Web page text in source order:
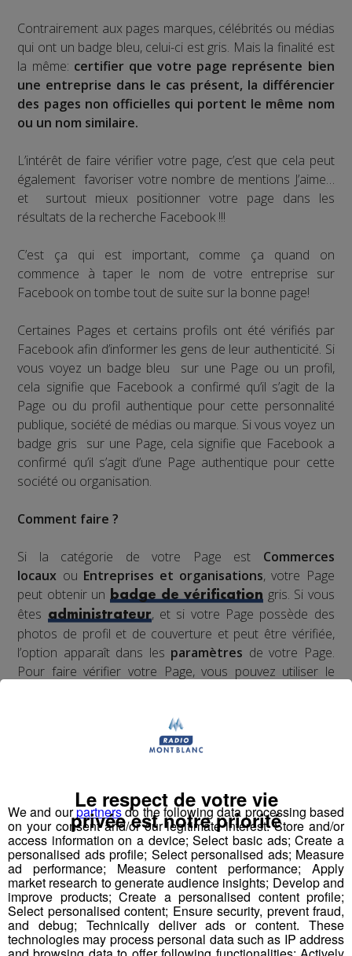
Contrairement aux pages marques, célébrités ou médias
qui ont un badge bleu, celui-ci est gris. Mais la finalité est
la même: certifier que votre page représente bien
une entreprise dans le cas présent, la différencier
des pages non officielles qui portent le même nom
ou un nom similaire.
L’intérêt de faire vérifier votre page, c’est que cela peut
également favoriser votre nombre de mentions J’aime…
et surtout mieux positionner votre page dans les
résultats de la recherche Facebook !!!
C’est ça qui est important, comme ça quand on
commence à taper le nom de votre entreprise sur
Facebook on tombe tout de suite sur la bonne page!
Certaines Pages et certains profils ont été vérifiés par
Facebook afin d’informer les gens de leur authenticité. Si
vous voyez un badge bleu sur une Page ou un profil,
cela signifie que Facebook a confirmé qu’il s’agit de la
Page ou du profil authentique pour cette personnalité
publique, société de médias ou marque. Si vous voyez un
badge gris sur une Page, cela signifie que Facebook a
confirmé qu’il s’agit d’une Page authentique pour cette
société ou organisation.
Comment faire ?
Si la catégorie de votre Page est Commerces
locaux ou Entreprises et organisations, votre Page
peut obtenir un
badge de vérification gris. Si vous
êtes
administrateur, et si votre Page possède des
photos de profil et de couverture et peut être vérifiée,
l’option apparaît dans les paramètres de votre Page.
Pour faire vérifier votre Page, vous pouvez utiliser le
téléphonique). Nous utiliserons ces informations
uniquement pour vérifier votre Page.
Cliquez surParamètresen haut de votre Page.
DansGénéral, cliquez sur Vérification de la
Page.
Cliquez surVérifiez cette Page, puis
surDémarrer.
We and ourpartnersdo the following data processing based
on your consent and/or our legitimate interest: Store and/or
access information on a device; Select basic ads; Create a
personalised ads profile; Select personalised ads; Measure
ad performance; Measure content performance; Apply
market research to generate audience insights; Develop and
improve products; Create a personalised content profile;
Select personalised content; Ensure security, prevent fraud,
and debug; Technically deliver ads or content. These
technologies may process personal data such as IP address
Le respect de votre vie
privée est notre priorité